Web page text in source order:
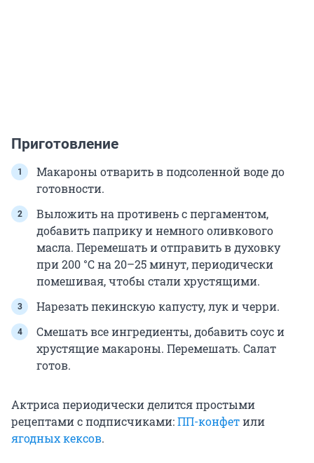
Приготовление
Макароны отварить в подсоленной воде до
готовности.
Выложить на противень с пергаментом,
добавить паприку и немного оливкового
масла. Перемешать и отправить в духовку
при 200 °C на 20–25 минут, периодически
помешивая, чтобы стали хрустящими.
Нарезать пекинскую капусту, лук и черри.
Смешать все ингредиенты, добавить соус и
хрустящие макароны. Перемешать. Салат
готов.
Актриса периодически делится простыми
рецептами с подписчиками:ПП-конфетили
ягодных кексов.